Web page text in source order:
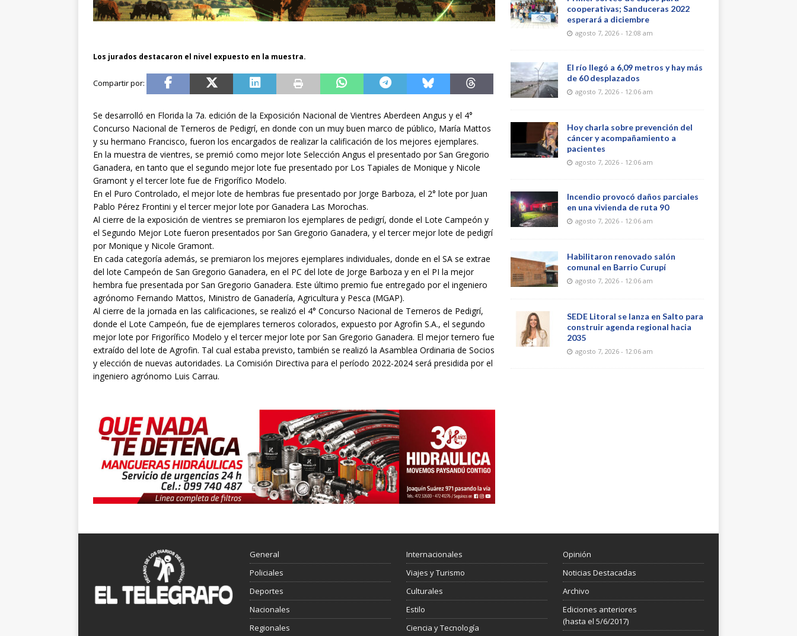
Los jurados destacaron el nivel expuesto en la muestra.
Se desarrolló en Florida la 7a. edición de la Exposición Nacional de Vientres Aberdeen Angus y el 4°
Concurso Nacional de Terneros de Pedigrí, en donde con un muy buen marco de público, María Mattos
y su hermano Francisco, fueron los encargados de realizar la calificación de los mejores ejemplares.
En la muestra de vientres, se premió como mejor lote Selección Angus el presentado por San Gregorio
Ganadera, en tanto que el segundo mejor lote fue presentado por Los Tapiales de Monique y Nicole
Gramont y el tercer lote fue de Frigorífico Modelo.
En el Puro Controlado, el mejor lote de hembras fue presentado por Jorge Barboza, el 2° lote por Juan
Pablo Pérez Frontini y el tercer mejor lote por Ganadera Las Morochas.
Al cierre de la exposición de vientres se premiaron los ejemplares de pedigrí, donde el Lote Campeón y
el Segundo Mejor Lote fueron presentados por San Gregorio Ganadera, y el tercer mejor lote de pedigrí
por Monique y Nicole Gramont.
En cada categoría además, se premiaron los mejores ejemplares individuales, donde en el SA se extrae
del lote Campeón de San Gregorio Ganadera, en el PC del lote de Jorge Barboza y en el PI la mejor
hembra fue presentada por San Gregorio Ganadera. Este último premio fue entregado por el ingeniero
agrónomo Fernando Mattos, Ministro de Ganadería, Agricultura y Pesca (MGAP).
Al cierre de la jornada en las calificaciones, se realizó el 4° Concurso Nacional de Terneros de Pedigrí,
donde el Lote Campeón, fue de ejemplares terneros colorados, expuesto por Agrofin S.A., el segundo
mejor lote por Frigorífico Modelo y el tercer mejor lote por San Gregorio Ganadera. El mejor ternero fue
extraído del lote de Agrofin. Tal cual estaba previsto, también se realizó la Asamblea Ordinaria de Socios
y elección de nuevas autoridades. La Comisión Directiva para el período 2022-2024 será presidida por el
ingeniero agrónomo Luis Carrau.
cooperativas; Sanduceras 2022
esperará a diciembre
agosto 7, 2026 - 12:08 am
El río llegó a 6,09 metros y hay más
de 60 desplazados
agosto 7, 2026 - 12:06 am
Hoy charla sobre prevención del
cáncer y acompañamiento a
pacientes
agosto 7, 2026 - 12:06 am
Incendio provocó daños parciales
en una vivienda de ruta 90
agosto 7, 2026 - 12:06 am
Habilitaron renovado salón
comunal en Barrio Curupí
agosto 7, 2026 - 12:06 am
SEDE Litoral se lanza en Salto para
construir agenda regional hacia
2035
agosto 7, 2026 - 12:06 am
General
Policiales
Deportes
Nacionales
Regionales
Internacionales
Viajes y Turismo
Culturales
Estilo
Ciencia y Tecnología
Opinión
Noticias Destacadas
Archivo
Ediciones anteriores
(hasta el 5/6/2017)